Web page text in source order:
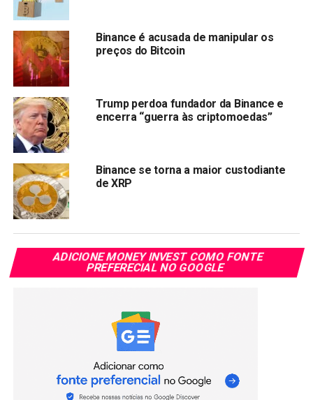
Compartilhar:
Copy
Link
WhatsApp
TÓPICOS RELACIONADOS:
PRÓXIMA:
Colapso do FTX afeta o mercado de criptomoedas
NÃO PERCA:
Dogecoin (DOGE) atingirá US$ 1?
Binance é acusada de manipular os
preços do Bitcoin
Trump perdoa fundador da Binance e
encerra “guerra às criptomoedas”
Binance se torna a maior custodiante
de XRP
ADICIONE MONEY INVEST COMO FONTE
PREFERECIAL NO GOOGLE